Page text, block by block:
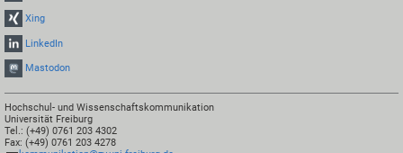
Xing
LinkedIn
Mastodon
Hochschul- und Wissenschaftskommunikation
Universität Freiburg
Tel.: (+49) 0761 203 4302
Fax: (+49) 0761 203 4278